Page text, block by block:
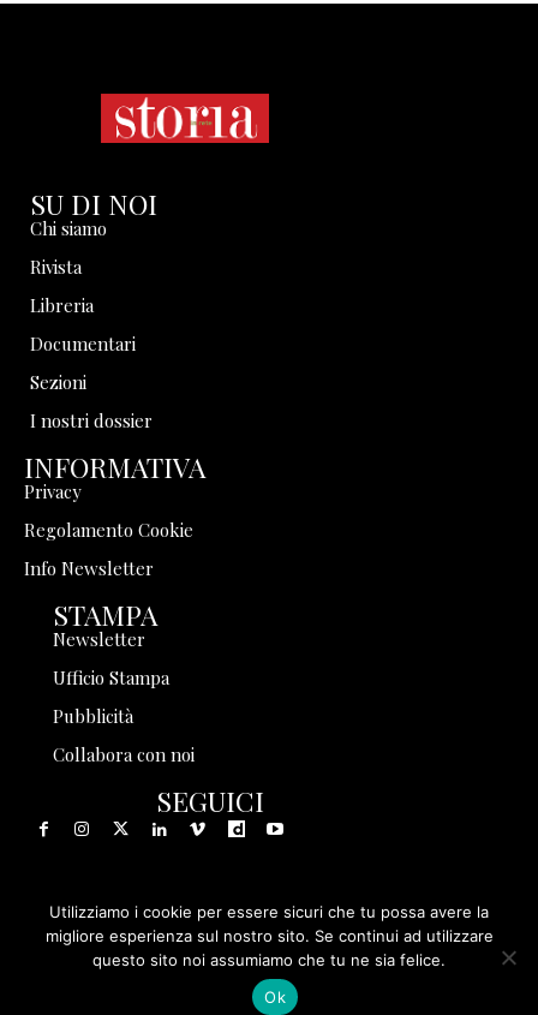
SU DI NOI
Chi siamo
Rivista
Libreria
Documentari
Sezioni
I nostri dossier
INFORMATIVA
Privacy
Regolamento Cookie
Info Newsletter
STAMPA
Newsletter
Ufficio Stampa
Pubblicità
Collabora con noi
SEGUICI
© 1999 - 2025 Storia in Rete Srl - Tutti i diritti riservati - P.
IVA 08570971005
Utilizziamo i cookie per essere sicuri che tu possa avere la
migliore esperienza sul nostro sito. Se continui ad utilizzare
questo sito noi assumiamo che tu ne sia felice.
Ok